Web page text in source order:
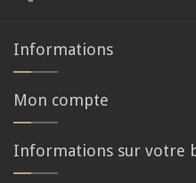
Informations
Mon compte
Informations sur votre